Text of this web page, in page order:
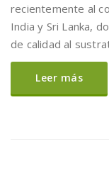
recientemente al
India y Sri Lanka,
de calidad al
Leer más